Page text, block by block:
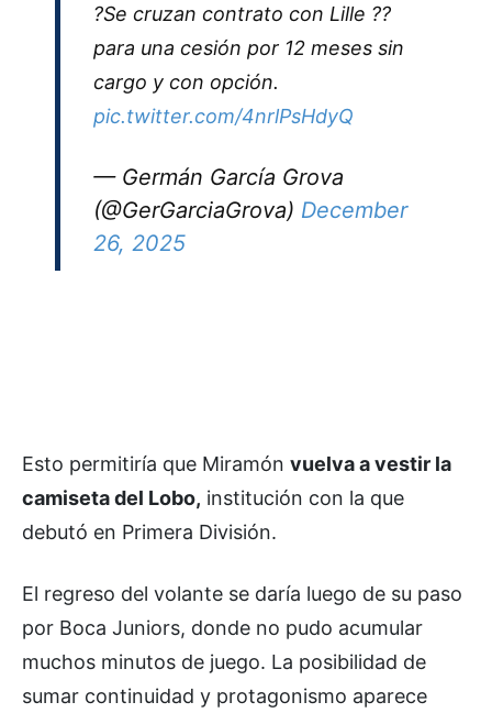
?Se cruzan contrato con Lille ??
para una cesión por 12 meses sin
cargo y con opción.
pic.twitter.com/4nrlPsHdyQ
— Germán García Grova
(@GerGarciaGrova) December
26, 2025
Esto permitiría que Miramón vuelva a vestir la
camiseta del Lobo, institución con la que
debutó en Primera División.
El regreso del volante se daría luego de su paso
por Boca Juniors, donde no pudo acumular
muchos minutos de juego. La posibilidad de
sumar continuidad y protagonismo aparece